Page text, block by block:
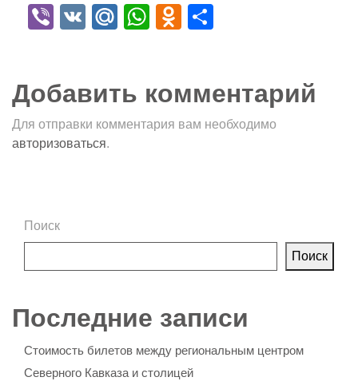
Viber
VK Mail.Ru
WhatsApp
Odnoklassniki
Добавить комментарий
Для отправки комментария вам необходимо
авторизоваться.
Поиск
Поиск
Последние записи
Стоимость билетов между региональным центром
Северного Кавказа и столицей